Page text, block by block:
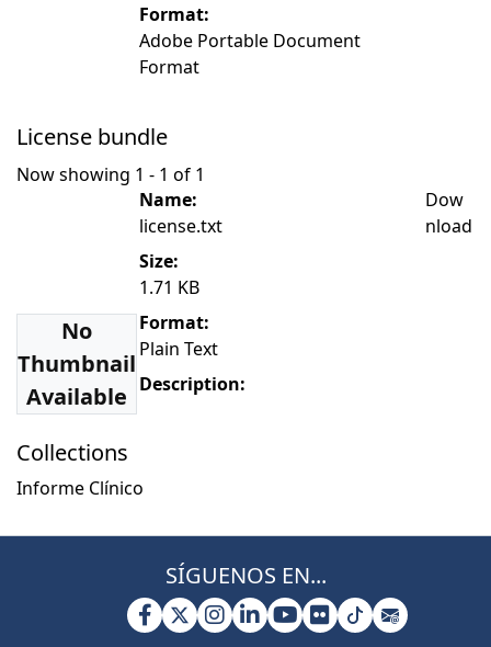
Format:
Adobe Portable Document
Format
License bundle
Now showing 1 - 1 of 1
No
Thumbnail
Available
Name:
license.txt
Size:
1.71 KB
Format:
Plain Text
Description:
Dow
nload
Collections
Informe Clínico
SÍGUENOS EN...